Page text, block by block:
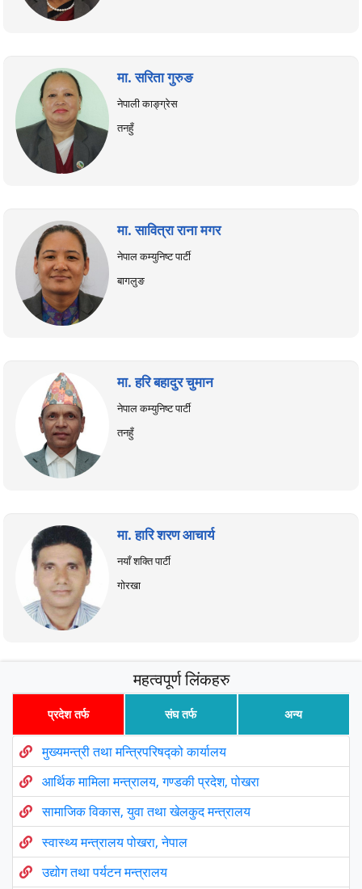
मा. सरिता गुरुङ
नेपाली काङ्ग्रेस
तनहुँ
मा. सावित्रा राना मगर
नेपाल कम्युनिष्ट पार्टी
बागलुङ
मा. हरि बहादुर चुमान
नेपाल कम्युनिष्ट पार्टी
तनहुँ
मा. हारि शरण आचार्य
नयाँ शक्ति पार्टी
गोरखा
महत्वपूर्ण लिंकहरु
प्रदेश तर्फ संघ तर्फ अन्य
मुख्यमन्त्री तथा मन्त्रिपरिषद्को कार्यालय
आर्थिक मामिला मन्त्रालय, गण्डकी प्रदेश, पोखरा
सामाजिक विकास, युवा तथा खेलकुद मन्त्रालय
स्वास्थ्य मन्त्रालय पोखरा, नेपाल
उद्योग तथा पर्यटन मन्त्रालय